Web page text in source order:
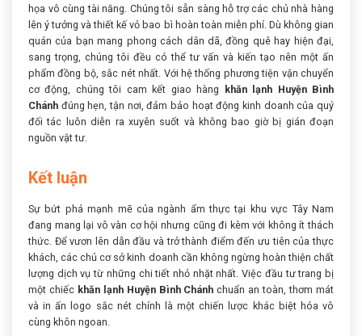
họa vô cùng tài năng. Chúng tôi sẵn sàng hỗ trợ các chủ nhà hàng
lên ý tưởng và thiết kế vỏ bao bì hoàn toàn miễn phí. Dù không gian
quán của bạn mang phong cách dân dã, đồng quê hay hiện đại,
sang trọng, chúng tôi đều có thể tư vấn và kiến tạo nên một ấn
phẩm đồng bộ, sắc nét nhất. Với hệ thống phương tiện vận chuyển
cơ động, chúng tôi cam kết giao hàng
khăn lạnh Huyện Bình
Chánh đúng hẹn, tận nơi, đảm bảo hoạt động kinh doanh của quý
đối tác luôn diễn ra xuyên suốt và không bao giờ bị gián đoạn
nguồn vật tư.
Kết luận
Sự bứt phá mạnh mẽ của ngành ẩm thực tại khu vực Tây Nam
đang mang lại vô vàn cơ hội nhưng cũng đi kèm với không ít thách
thức. Để vươn lên dẫn đầu và trở thành điểm đến ưu tiên của thực
khách, các chủ cơ sở kinh doanh cần không ngừng hoàn thiện chất
lượng dịch vụ từ những chi tiết nhỏ nhặt nhất. Việc đầu tư trang bị
một chiếc khăn lạnh Huyện Bình Chánh chuẩn an toàn, thơm mát
và in ấn logo sắc nét chính là một chiến lược khác biệt hóa vô
cùng khôn ngoan.